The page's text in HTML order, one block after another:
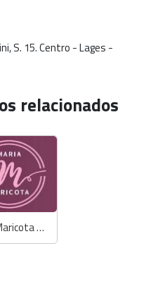
S. 15. Centro - Lages -
relacionados
Maria Maricota Store - Anselmi / Biamar